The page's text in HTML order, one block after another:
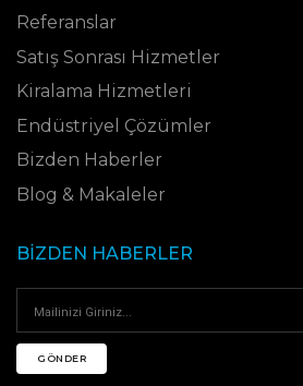
Referanslar
Satış Sonrası Hizmetler
Kiralama Hizmetleri
Endüstriyel Çözümler
Bizden Haberler
Blog & Makaleler
BIZDEN HABERLER
GÖNDER